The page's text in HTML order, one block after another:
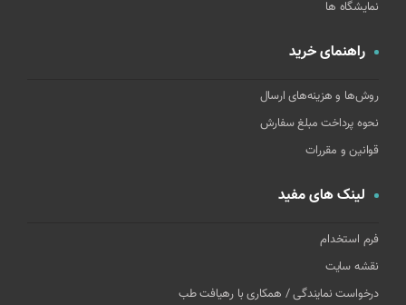
نمایشگاه ها
راهنمای خرید
روش‌ها و هزینه‌های ارسال
نحوه پرداخت مبلغ سفارش
قوانین و مقررات
لینک های مفید
فرم استخدام
نقشه سایت
درخواست نمایندگی / همکاری با رهیافت طب